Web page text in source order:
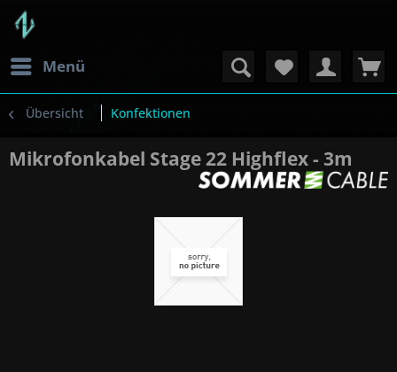
Menü
Übersicht Konfektionen
Mikrofonkabel Stage 22 Highflex - 3m